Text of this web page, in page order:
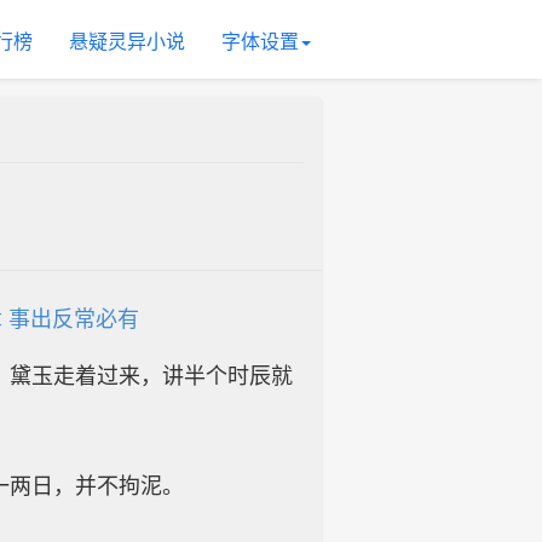
榜 悬疑灵异小说 字体设置
事出反常必有
玉走着过来，讲半个时辰就
日，并不拘泥。